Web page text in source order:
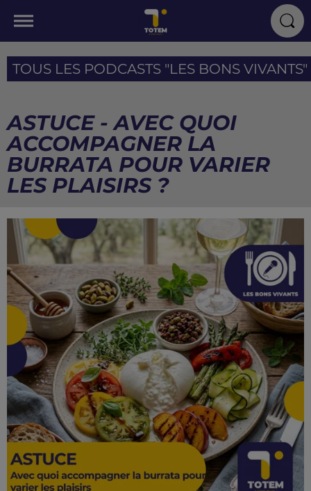
TOUS LES PODCASTS "LES BONS
ASTUCE - AVEC QUOI
ACCOMPAGNER LA
BURRATA POUR VARIER
LES PLAISIRS ?